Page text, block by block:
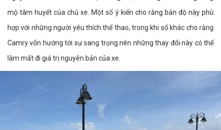
mộ tâm huyết của chủ xe. Một số ý kiến cho rằng bản độ này phù
hợp với những người yêu thích thể thao, trong khi số khác cho rằng
Camry vốn hướng tới sự sang trọng nên những thay đổi này có thể
làm mất đi giá trị nguyên bản của xe.